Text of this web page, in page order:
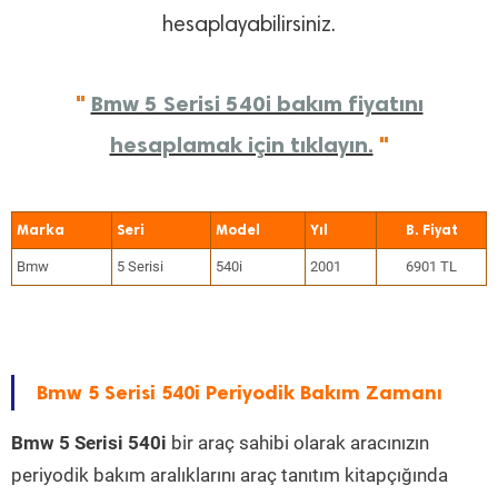
hesaplayabilirsiniz.
" Bmw 5 Serisi 540i bakım fiyatını
hesaplamak için tıklayın. "
Marka Seri Model Yıl
Bmw 5 Serisi 540i 2001 6901 TL
Bmw 5 Serisi 540i Periyodik Bakım Zamanı
Bmw 5 Serisi 540i bir araç sahibi olarak aracınızın
periyodik bakım aralıklarını araç tanıtım kitapçığında